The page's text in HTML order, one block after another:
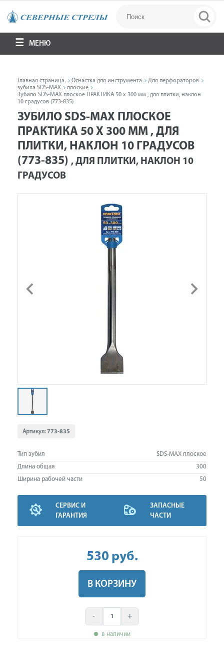
МЕНЮ
Главная страница. Оснастка для инструмента
Для перфораторов
зубила SDS-MAX
плоские
Зубило SDS-MAX плоское ПРАКТИКА 50 х 300 мм , для плитки, наклон
10 градусов (773-835)
ЗУБИЛО SDS-MAX ПЛОСКОЕ
ПРАКТИКА 50 Х 300 ММ , ДЛЯ
ПЛИТКИ, НАКЛОН 10 ГРАДУСОВ
(773-835) , ДЛЯ ПЛИТКИ, НАКЛОН 10
ГРАДУСОВ
Артикул:773-835
Тип зубил
SDS-MAX плоское
Длина общая
300
Ширина рабочей части
50
СЕРВИС И
ГАРАНТИЯ
ЗАПАСНЫЕ
ЧАСТИ
530 руб.
В КОРЗИНУ
- +
в наличии